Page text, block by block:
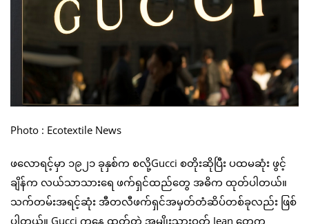
Photo : Ecotextile News
ဖလောရင့်မှာ ၁၉၂၁ ခုနှစ်က စလို့Gucci စတိုးဆိုပြီး ပထမဆုံး ဖွင့်
ချိန်က လယ်သာသားရေ ဖက်ရှင်ထည်တွေ အဓိက ထုတ်ပါတယ်။
သက်တမ်းအရင့်ဆုံး အီတလီဖက်ရှင်အမှတ်တံဆိပ်တစ်ခုလည်း ဖြစ်
ပါတယ်။ Gucci ကနေ ထုတ်တဲ့ အမျိုးသားဝတ် Jean တွေက